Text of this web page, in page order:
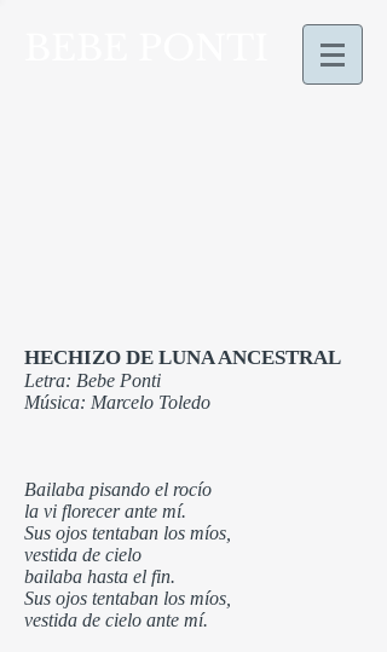
HECHIZO DE LUNA ANCESTRAL
Letra: Bebe Ponti
Música: Marcelo Toledo
Bailaba pisando el rocío
la vi florecer ante mí.
Sus ojos tentaban los míos,
vestida de cielo
bailaba hasta el fin.
Sus ojos tentaban los míos,
vestida de cielo ante mí.